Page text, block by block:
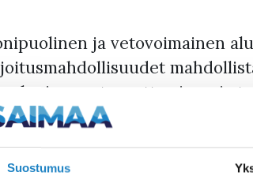
Suostumus
ja vetovoimainen
vastaanottamisen, ja